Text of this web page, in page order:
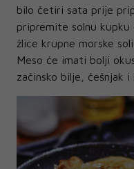
bilo četiri sata prije
pripremite solnu
žlice krupne morske
Meso će imati bolji
začinsko bilje, češnjak i